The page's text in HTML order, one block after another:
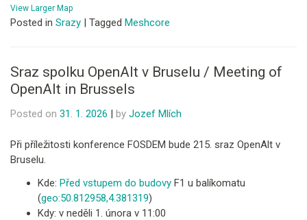
View Larger Map
Posted in Srazy | Tagged Meshcore
Sraz spolku OpenAlt v Bruselu / Meeting of
OpenAlt in Brussels
Posted on 31. 1. 2026 | by Jozef Mlích
Při příležitosti konference FOSDEM bude 215. sraz OpenAlt v
Bruselu.
Kde: Před vstupem do budovy F1 u balíkomatu
(geo:50.812958,4.381319)
Kdy: v neděli 1. února v 11:00